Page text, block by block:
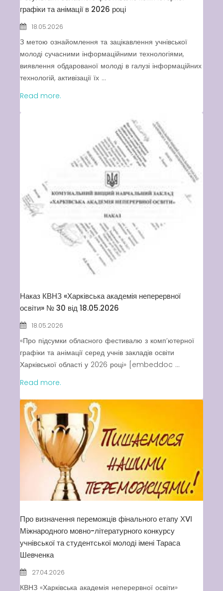
інформація
графіки та анімації в 2026 році
18.05.2026
З метою ознайомлення та зацікавлення учнівської
молоді сучасними інформаційними технологіями,
виявлення обдарованої молоді в галузі інформаційних
технологій, активізації їх ...
Read more.
Наказ КВНЗ «Харківська академія неперервної
освіти» № 30 від 18.05.2026
18.05.2026
«Про підсумки обласного фестивалю з комп’ютерної
графіки та анімації серед учнів закладів освіти
Харківської області у 2026 році» [embeddoc ...
Read more.
Про визначення переможців фінального етапу ХVІ
Міжнародного мовно-літературного конкурсу
учнівської та студентської молоді імені Тараса
Шевченка
27.04.2026
КВНЗ «Харківська академія неперервної освіти»